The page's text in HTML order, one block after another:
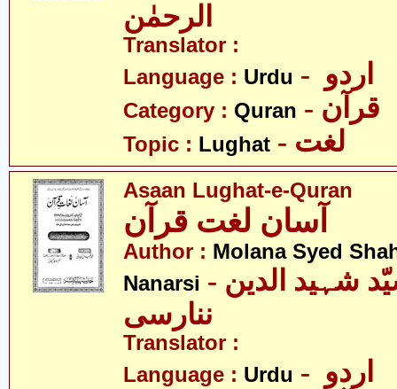
الرحمٰن
Translator :
Language : Urdu
Category : Quran - قرآن
Topic : Lughat - لغت
Asaan Lughat-e-Quran
Author : Molana Syed
Nanarsi - مولانا سیّد شہید الدین
ننارسی
Translator :
Language : Urdu